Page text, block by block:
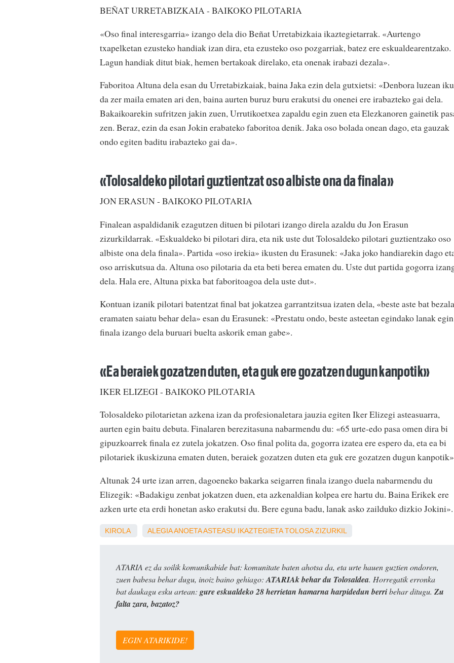
BEÑAT URRETABIZKAIA - BAIKOKO PILOTARIA
«Oso final interesgarria» izango dela dio Beñat Urretabizkaia ikaztegietarrak. «Aurtengo
txapelketan ezusteko handiak izan dira, eta ezusteko oso pozgarriak, batez ere eskualdearentzako.
Lagun handiak ditut biak, hemen bertakoak direlako, eta onenak irabazi dezala».
Faboritoa Altuna dela esan du Urretabizkaiak, baina Jaka ezin dela gutxietsi: «Denbora luzean
da zer maila ematen ari den, baina aurten buruz buru erakutsi du onenei ere irabazteko gai dela.
Bakaikoarekin sufritzen jakin zuen, Urrutikoetxea zapaldu egin zuen eta Elezkanoren gainetik
zen. Beraz, ezin da esan Jokin erabateko faboritoa denik. Jaka oso bolada onean dago, eta gauzak
ondo egiten baditu irabazteko gai da».
«Tolosaldeko pilotari guztientzat oso albiste ona da finala»
JON ERASUN - BAIKOKO PILOTARIA
Finalean aspaldidanik ezagutzen dituen bi pilotari izango direla azaldu du Jon Erasun
zizurkildarrak. «Eskualdeko bi pilotari dira, eta nik uste dut Tolosaldeko pilotari guztientzako oso
albiste ona dela finala». Partida «oso irekia» ikusten du Erasunek: «Jaka joko handiarekin dago
oso arriskutsua da. Altuna oso pilotaria da eta beti berea ematen du. Uste dut partida gogorra
dela. Hala ere, Altuna pixka bat faboritoagoa dela uste dut».
Kontuan izanik pilotari batentzat final bat jokatzea garrantzitsua izaten dela, «beste aste bat bezala
eramaten saiatu behar dela» esan du Erasunek: «Prestatu ondo, beste asteetan egindako lanak
finala izango dela buruari buelta askorik eman gabe».
«Ea beraiek gozatzen duten, eta guk ere gozatzen dugun kanpotik»
IKER ELIZEGI - BAIKOKO PILOTARIA
Tolosaldeko pilotarietan azkena izan da profesionaletara jauzia egiten Iker Elizegi asteasuarra,
aurten egin baitu debuta. Finalaren berezitasuna nabarmendu du: «65 urte-edo pasa omen dira bi
gipuzkoarrek finala ez zutela jokatzen. Oso final polita da, gogorra izatea ere espero da, eta ea bi
pilotariek ikuskizuna ematen duten, beraiek gozatzen duten eta guk ere gozatzen dugun
Altunak 24 urte izan arren, dagoeneko bakarka seigarren finala izango duela nabarmendu du
Elizegik: «Badakigu zenbat jokatzen duen, eta azkenaldian kolpea ere hartu du. Baina Erikek ere
azken urte eta erdi honetan asko erakutsi du. Bere eguna badu, lanak asko zailduko dizkio Jokini».
KIROLA ALEGIAANOETAASTEASU IKAZTEGIETA TOLOSA ZIZURKIL
ATARIA ez da soilik komunikabide bat: komunitate baten ahotsa da, eta urte hauen guztien ondoren,
zuen babesa behar dugu, inoiz baino gehiago: ATARIAk behar du Tolosaldea. Horregatik erronka
bat daukagu esku artean: gure eskualdeko 28 herrietan hamarna harpidedun berribehar ditugu. Zu
falta zara, bazatoz?
EGIN ATARIKIDE!